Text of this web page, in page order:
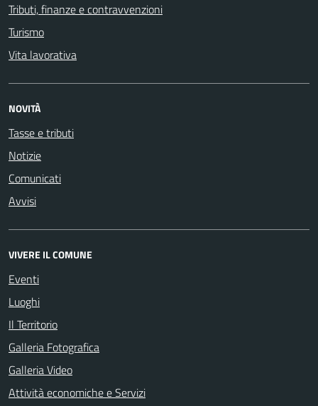
Tributi, finanze e contravvenzioni
Turismo
Vita lavorativa
NOVITÀ
Tasse e tributi
Notizie
Comunicati
Avvisi
VIVERE IL COMUNE
Eventi
Luoghi
Il Territorio
Galleria Fotografica
Galleria Video
Attività economiche e Servizi